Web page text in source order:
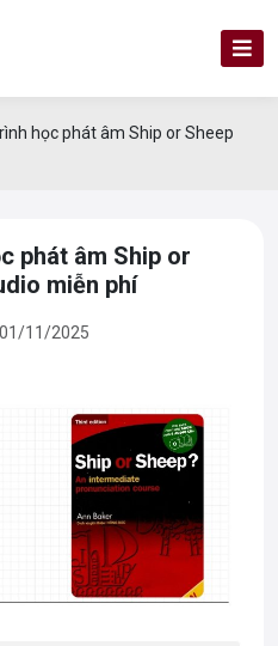
học phát âm Ship or Sheep
phát âm Ship or
miễn phí
01/11/2025